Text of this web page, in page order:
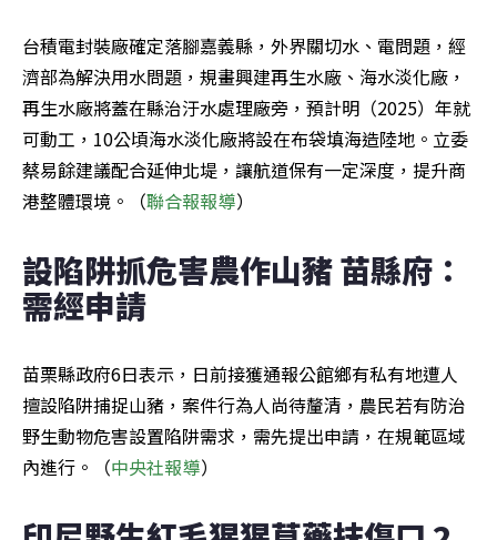
台積電封裝廠確定落腳嘉義縣，外界關切水、電問題，經
濟部為解決用水問題，規畫興建再生水廠、海水淡化廠，
再生水廠將蓋在縣治汙水處理廠旁，預計明（2025）年就
可動工，10公頃海水淡化廠將設在布袋填海造陸地。立委
蔡易餘建議配合延伸北堤，讓航道保有一定深度，提升商
港整體環境。（聯合報報導）
設陷阱抓危害農作山豬 苗縣府：
需經申請
苗栗縣政府6日表示，日前接獲通報公館鄉有私有地遭人
擅設陷阱捕捉山豬，案件行為人尚待釐清，農民若有防治
野生動物危害設置陷阱需求，需先提出申請，在規範區域
內進行。（中央社報導）